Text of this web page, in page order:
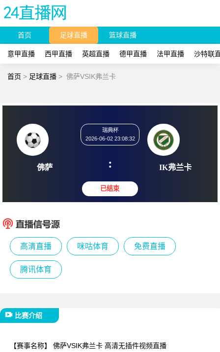
首页 足球直播 篮球直播
意甲直播 西甲直播 英超直播 德甲直播 法甲直播 沙特联
首页 > 足球直播 > 佛萨VSIK弗兰卡
佛萨
2026-06-02 23:08:32
: IK弗
高清直播 咪咕体育 免费直播
腾讯体育
比赛介绍
【赛事名称】 佛萨VSIK弗兰卡 高清无插件视频直播